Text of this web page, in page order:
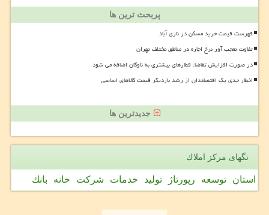
پربحث ترین ها
فهرست قیمت خرید مسکن در نازی آباد
تفاوت تعجب آور نرخ اجاره در مناطق مختلف تهران
در صورت افزایش تقاضا، قطارهای بیشتری به ناوگان اضافه می شود
اخطار جدی یک اقتصاددان از رشد باردیگر قیمت کالاهای اساسی
جدیدترین ها
تگهای مركز املاك
استان توسعه رپورتاژ تولید خدمات شركت خانه بانك